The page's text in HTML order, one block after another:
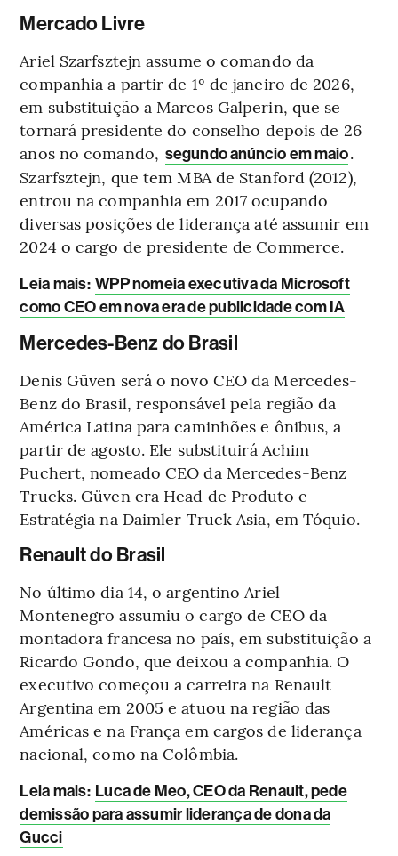
Mercado Livre
Ariel Szarfsztejn assume o comando da
companhia a partir de 1º de janeiro de 2026,
em substituição a Marcos Galperin, que se
tornará presidente do conselho depois de 26
anos no comando, segundo anúncio em maio.
Szarfsztejn, que tem MBA de Stanford (2012),
entrou na companhia em 2017 ocupando
diversas posições de liderança até assumir em
2024 o cargo de presidente de Commerce.
Leia mais: WPP nomeia executiva da Microsoft
como CEO em nova era de publicidade com IA
Mercedes-Benz do Brasil
Denis Güven será o novo CEO da Mercedes-
Benz do Brasil, responsável pela região da
América Latina para caminhões e ônibus, a
partir de agosto. Ele substituirá Achim
Puchert, nomeado CEO da Mercedes-Benz
Trucks. Güven era Head de Produto e
Estratégia na Daimler Truck Asia, em Tóquio.
Renault do Brasil
No último dia 14, o argentino Ariel
Montenegro assumiu o cargo de CEO da
montadora francesa no país, em substituição a
Ricardo Gondo, que deixou a companhia. O
executivo começou a carreira na Renault
Argentina em 2005 e atuou na região das
Américas e na França em cargos de liderança
nacional, como na Colômbia.
Leia mais: Luca de Meo, CEO da Renault, pede
demissão para assumir liderança de dona da
Gucci